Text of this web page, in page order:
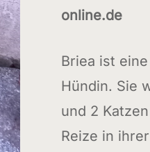
online.de
Briea ist
Hündin. Sie
und 2
Reize in